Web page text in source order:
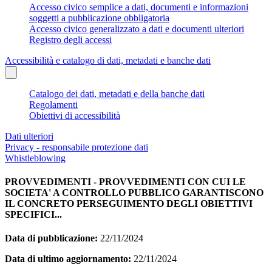
Accesso civico semplice a dati, documenti e informazioni
soggetti a pubblicazione obbligatoria
Accesso civico generalizzato a dati e documenti ulteriori
Registro degli accessi
Accessibilità e catalogo di dati, metadati e banche dati
Catalogo dei dati, metadati e della banche dati
Regolamenti
Obiettivi di accessibilità
Dati ulteriori
Privacy - responsabile protezione dati
Whistleblowing
PROVVEDIMENTI - PROVVEDIMENTI CON CUI LE
SOCIETA' A CONTROLLO PUBBLICO GARANTISCONO
IL CONCRETO PERSEGUIMENTO DEGLI OBIETTIVI
SPECIFICI...
Data di pubblicazione: 22/11/2024
Data di ultimo aggiornamento: 22/11/2024